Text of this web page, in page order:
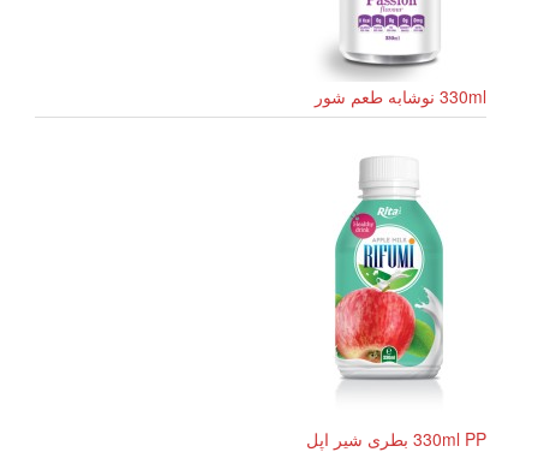
330ml نوشابه طعم شور
330ml PP بطری شیر اپل